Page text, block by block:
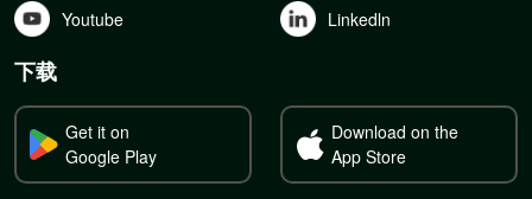
Youtube Linkedln
下载
Get it on
Google Play
Download on the
App Store